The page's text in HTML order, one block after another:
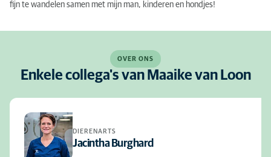
fijn te wandelen samen met mijn man, kinderen en hondjes!
OVER ONS
Enkele collega's van Maaike van Loon
DIERENARTS
Jacintha Burghard